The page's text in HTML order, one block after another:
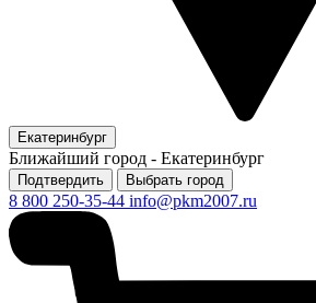
Екатеринбург
Ближайший город - Екатеринбург
Подтвердить Выбрать город
8 800 250-35-44 info@pkm2007.ru